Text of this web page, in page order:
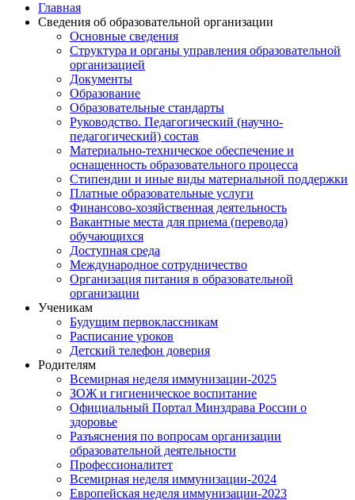
Главная
Сведения об образовательной организации
Основные сведения
Структура и органы управления образовательной
организацией
Документы
Образование
Образовательные стандарты
Руководство. Педагогический (научно-
педагогический) состав
Материально-техническое обеспечение и
оснащенность образовательного процесса
Стипендии и иные виды материальной поддержки
Платные образовательные услуги
Финансово-хозяйственная деятельность
Вакантные места для приема (перевода)
обучающихся
Доступная среда
Международное сотрудничество
Организация питания в образовательной
организации
Ученикам
Будущим первоклассникам
Расписание уроков
Детский телефон доверия
Родителям
Всемирная неделя иммунизации-2025
ЗОЖ и гигиеническое воспитание
Официальный Портал Минздрава России о
здоровье
Разъяснения по вопросам организации
образовательной деятельности
Профессионалитет
Всемирная неделя иммунизации-2024
Европейская неделя иммунизации-2023